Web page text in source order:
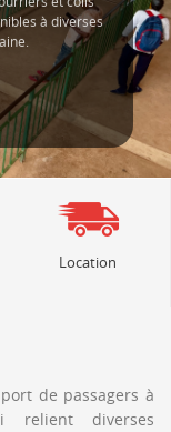
à diverses
Location
de passagers à
relient diverses